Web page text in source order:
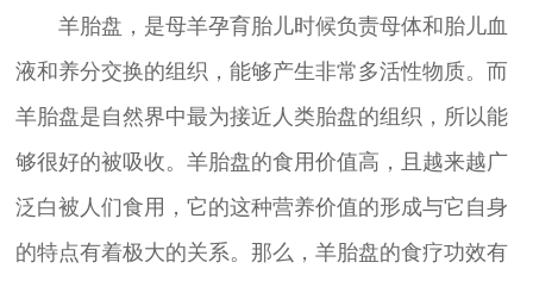
羊胎盘，是母羊孕育胎儿时候负责母体和胎儿血
液和养分交换的组织，能够产生非常多活性物质。而
羊胎盘是自然界中最为接近人类胎盘的组织，所以能
够很好的被吸收。羊胎盘的食用价值高，且越来越广
泛白被人们食用，它的这种营养价值的形成与它自身
的特点有着极大的关系。那么，羊胎盘的食疗功效有